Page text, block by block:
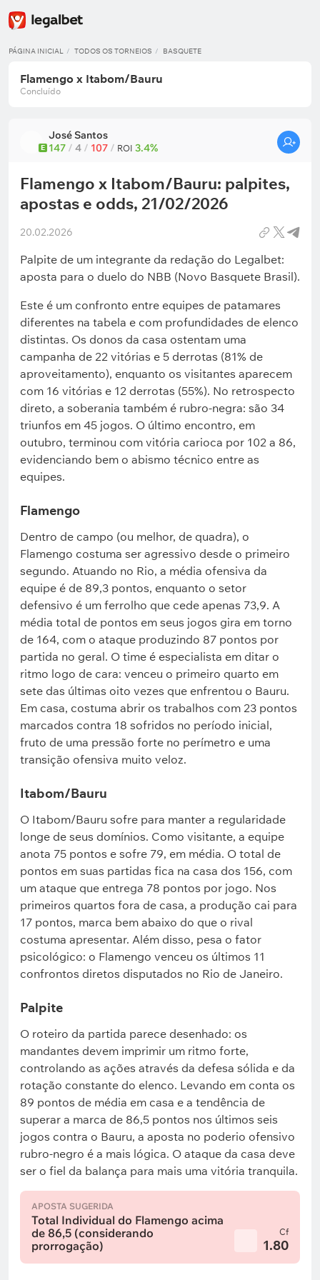
PÁGINA INICIAL TODOS OS TORNEIOS BASQUETE
Flamengo x Itabom/Bauru
Concluído
E
José Santos
147 / 4 / 107 / ROI 3.4%
Flamengo x Itabom/Bauru: palpites,
apostas e odds, 21/02/2026
20.02.2026
Palpite de um integrante da redação do Legalbet:
aposta para o duelo do NBB (Novo Basquete Brasil).
Este é um confronto entre equipes de patamares
diferentes na tabela e com profundidades de elenco
distintas. Os donos da casa ostentam uma
campanha de 22 vitórias e 5 derrotas (81% de
aproveitamento), enquanto os visitantes aparecem
com 16 vitórias e 12 derrotas (55%). No retrospecto
direto, a soberania também é rubro-negra: são 34
triunfos em 45 jogos. O último encontro, em
outubro, terminou com vitória carioca por 102 a 86,
evidenciando bem o abismo técnico entre as
equipes.
Flamengo
Dentro de campo (ou melhor, de quadra), o
Flamengo costuma ser agressivo desde o primeiro
segundo. Atuando no Rio, a média ofensiva da
equipe é de 89,3 pontos, enquanto o setor
defensivo é um ferrolho que cede apenas 73,9. A
média total de pontos em seus jogos gira em torno
de 164, com o ataque produzindo 87 pontos por
partida no geral. O time é especialista em ditar o
ritmo logo de cara: venceu o primeiro quarto em
sete das últimas oito vezes que enfrentou o Bauru.
Em casa, costuma abrir os trabalhos com 23 pontos
marcados contra 18 sofridos no período inicial,
fruto de uma pressão forte no perímetro e uma
transição ofensiva muito veloz.
Itabom/Bauru
O Itabom/Bauru sofre para manter a regularidade
longe de seus domínios. Como visitante, a equipe
anota 75 pontos e sofre 79, em média. O total de
pontos em suas partidas fica na casa dos 156, com
um ataque que entrega 78 pontos por jogo. Nos
primeiros quartos fora de casa, a produção cai para
17 pontos, marca bem abaixo do que o rival
costuma apresentar. Além disso, pesa o fator
psicológico: o Flamengo venceu os últimos 11
confrontos diretos disputados no Rio de Janeiro.
Palpite
O roteiro da partida parece desenhado: os
mandantes devem imprimir um ritmo forte,
controlando as ações através da defesa sólida e da
rotação constante do elenco. Levando em conta os
89 pontos de média em casa e a tendência de
superar a marca de 86,5 pontos nos últimos seis
jogos contra o Bauru, a aposta no poderio ofensivo
rubro-negro é a mais lógica. O ataque da casa deve
ser o fiel da balança para mais uma vitória tranquila.
APOSTA SUGERIDA
Total Individual do Flamengo acima
de 86,5 (considerando
prorrogação)
Cf
1.80